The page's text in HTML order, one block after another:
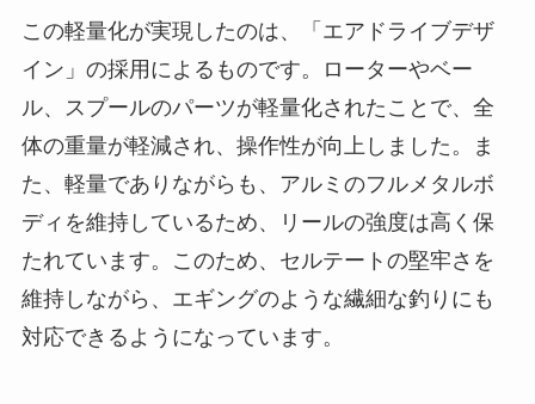
この軽量化が実現したのは、「エアドライブデザ
イン」の採用によるものです。ローターやベー
ル、スプールのパーツが軽量化されたことで、全
体の重量が軽減され、操作性が向上しました。ま
た、軽量でありながらも、アルミのフルメタルボ
ディを維持しているため、リールの強度は高く保
たれています。このため、セルテートの堅牢さを
維持しながら、エギングのような繊細な釣りにも
対応できるようになっています。